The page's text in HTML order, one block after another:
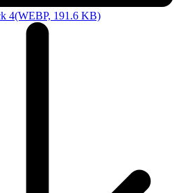
4(WEBP, 191.6 KB)